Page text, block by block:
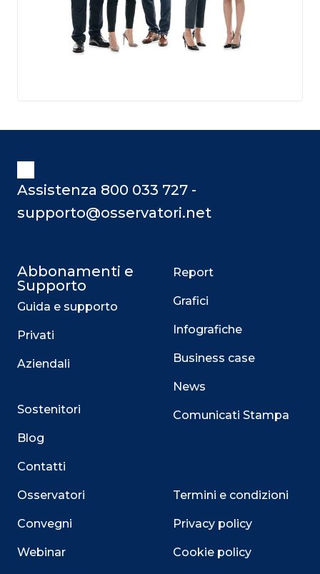
Assistenza 800 033 727 -
supporto@osservatori.net
Abbonamenti e
Supporto
Guida e supporto
Privati
Aziendali
Sostenitori
Blog
Contatti
Osservatori
Convegni
Webinar
Report
Grafici
Infografiche
Business case
News
Comunicati Stampa
Termini e condizioni
Privacy policy
Cookie policy